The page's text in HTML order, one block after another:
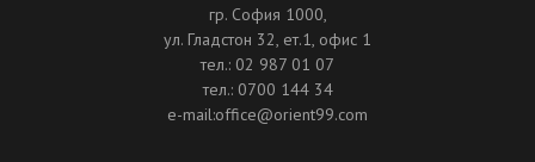
гр. София 1000,
ул. Гладстон 32, ет.1, офис 1
тел.: 02 987 01 07
тел.: 0700 144 34
e-mail:office@orient99.com